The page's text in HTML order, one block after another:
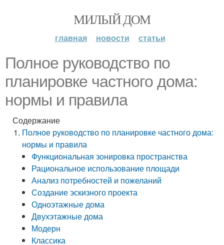
МИЛЫЙ ДОМ
главная новости статьи
Полное руководство по
планировке частного дома:
нормы и правила
Содержание
Полное руководство по планировке частного дома:
нормы и правила
Функциональная зонировка пространства
Рациональное использование площади
Анализ потребностей и пожеланий
Создание эскизного проекта
Одноэтажные дома
Двухэтажные дома
Модерн
Классика